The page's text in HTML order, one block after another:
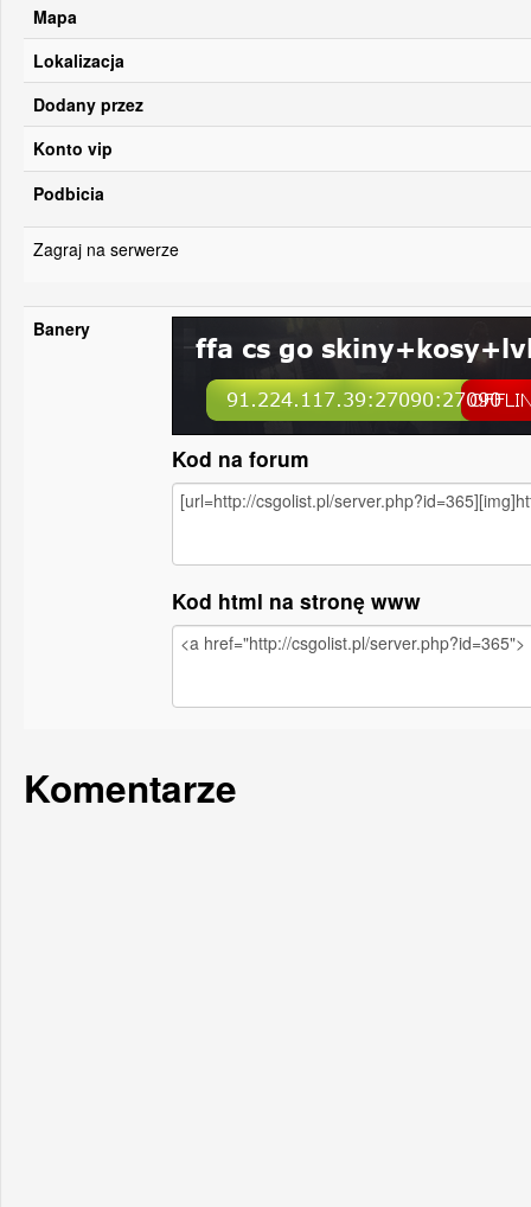
Mapa
Lokalizacja
Dodany przez
Konto vip
Podbicia
Zagraj na serwerze
Banery
Kod na forum
Kod html na stronę www
Komentarze